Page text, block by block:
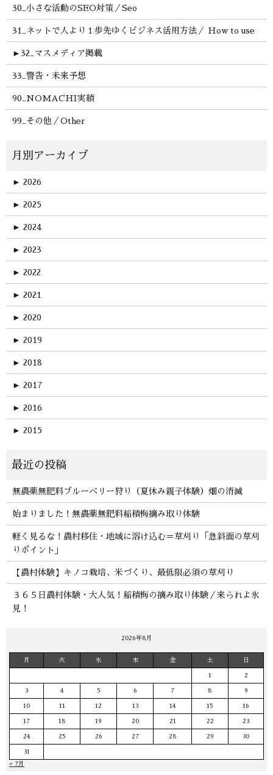
30_小さな活動のSEO対策／Seo
31_ネットで人より１歩先ゆくビジネス活用方法／ How to use
► 32_マスメディア掲載
33_警告・未来予想
90_NOMACHI実績
99_その他／Other
► 2026
► 2025
► 2024
► 2023
► 2022
► 2021
► 2020
► 2019
► 2018
► 2017
► 2016
► 2015
無農薬無肥料ブルーベリー狩り（夏休み親子体験）畑の消滅
始まりました！無農薬無肥料稲積梅摘み取り体験
軽く見るな！農村移住・地域に溶け込む＝草刈り「急斜面の草刈
りポイント」
【農村体験】キノコ栽培、米づくり、最低限必須の草刈り
３６５日農村体験・大人気！稲積梅の摘み取り体験／来られよ氷
見！
2026年8月
月 火 水 木 金 土 日
1 2
3 4 5 6 7 8 9
10 11 12 13 14 15 16
17 18 19 20 21 22 23
24 25 26 27 28 29 30
31
« 7月